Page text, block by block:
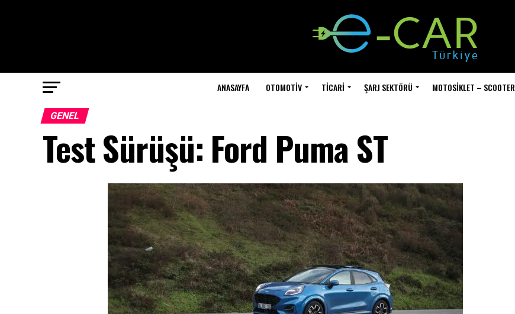
ANASAYFA OTOMOTIV TICARI ŞARJ SEKTÖRÜ MOTOSIKLET – SCOOTER
GENEL
Test Sürüşü: Ford Puma ST